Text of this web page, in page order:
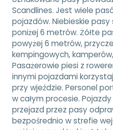
Scandlines. Jest wiele
pojazdów. Niebieskie
poniżej 6 metrów. Żółte
powyżej 6 metrów,
kempingowych,
Pasażerowie piesi z
innymi pojazdami
przy wjeździe. Personel
w całym procesie.
przejazd przez pasy
bezpośrednio w strefie